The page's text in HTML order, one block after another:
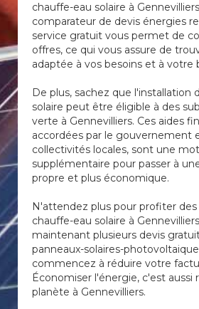
chauffe-eau solaire à
comparateur de devis énergies
service gratuit vous permet de
offres, ce qui vous assure de
adaptée à vos besoins et à votre
De plus, sachez que l'installation
solaire peut être éligible à des
verte à Gennevilliers. Ces aides
accordées par le gouvernement
collectivités locales, sont une
supplémentaire pour passer à
propre et plus économique.
N'attendez plus pour profiter
chauffe-eau solaire à
maintenant plusieurs devis
panneaux-solaires-
commencez à réduire votre
Économiser l'énergie, c'est aussi
planète à Gennevilliers.